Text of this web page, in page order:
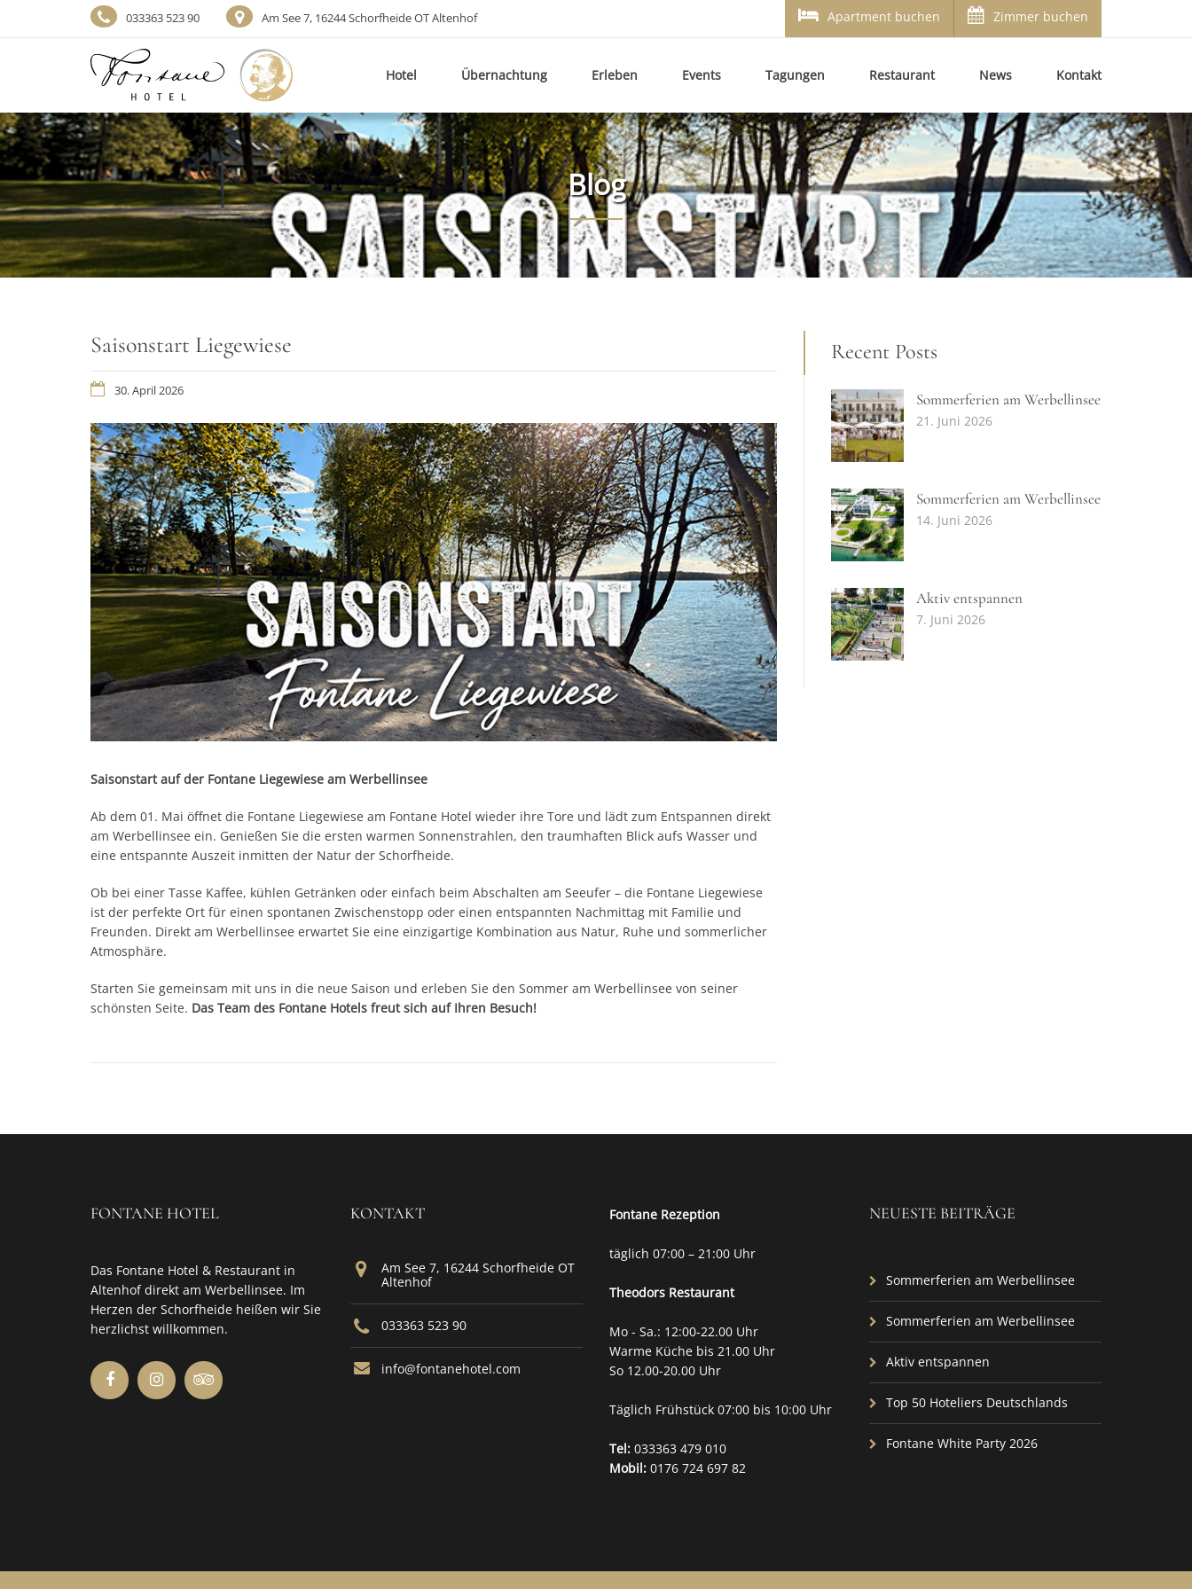
033363 523 90 Am See 7, 16244 Schorfheide OT Altenhof Apartment buchen Zimmer buchen
Hotel Übernachtung Erleben Events Tagungen Restaurant News Kontakt
Blog
Saisonstart Liegewiese
30. April 2026
Saisonstart auf der Fontane Liegewiese am Werbellinsee
Ab dem 01. Mai öffnet die Fontane Liegewiese am Fontane Hotel wieder ihre Tore und lädt zum Entspannen direkt
am Werbellinsee ein. Genießen Sie die ersten warmen Sonnenstrahlen, den traumhaften Blick aufs Wasser und
eine entspannte Auszeit inmitten der Natur der Schorfheide.
Ob bei einer Tasse Kaffee, kühlen Getränken oder einfach beim Abschalten am Seeufer – die Fontane Liegewiese
ist der perfekte Ort für einen spontanen Zwischenstopp oder einen entspannten Nachmittag mit Familie und
Freunden. Direkt am Werbellinsee erwartet Sie eine einzigartige Kombination aus Natur, Ruhe und sommerlicher
Atmosphäre.
Starten Sie gemeinsam mit uns in die neue Saison und erleben Sie den Sommer am Werbellinsee von seiner
schönsten Seite. Das Team des Fontane Hotels freut sich auf Ihren Besuch!
Recent Posts
Sommerferien am Werbellinsee
21. Juni 2026
Sommerferien am Werbellinsee
14. Juni 2026
Aktiv entspannen
7. Juni 2026
FONTANE HOTEL
Das Fontane Hotel & Restaurant in
Altenhof direkt am Werbellinsee. Im
Herzen der Schorfheide heißen wir Sie
herzlichst willkommen.
KONTAKT
Am See 7, 16244 Schorfheide OT
Altenhof
033363 523 90
info@fontanehotel.com
Fontane Rezeption
täglich 07:00 – 21:00 Uhr
Theodors Restaurant
Mo - Sa.: 12:00-22.00 Uhr
Warme Küche bis 21.00 Uhr
So 12.00-20.00 Uhr
Täglich Frühstück 07:00 bis 10:00 Uhr
Tel: 033363 479 010
Mobil: 0176 724 697 82
NEUESTE BEITRÄGE
Sommerferien am Werbellinsee
Sommerferien am Werbellinsee
Aktiv entspannen
Top 50 Hoteliers Deutschlands
Fontane White Party 2026